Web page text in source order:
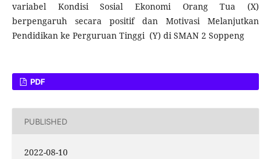
variabel Kondisi Sosial Ekonomi Orang Tua (X)
berpengaruh secara positif dan Motivasi Melanjutkan
Pendidikan ke Perguruan Tinggi (Y) di SMAN 2 Soppeng
PDF
PUBLISHED
2022-08-10